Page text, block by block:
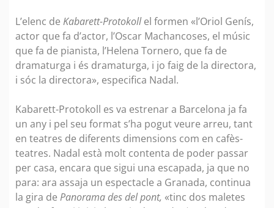
L’elenc de Kabarett-Protokollel formen «l’Oriol Genís,
actor que fa d’actor, l’Oscar Machancoses, el músic
que fa de pianista, l’Helena Tornero, que fa de
dramaturga i és dramaturga, i jo faig de la directora,
i sóc la directora», especifica Nadal.
Kabarett-Protokoll es va estrenar a Barcelona ja fa
un any i pel seu format s’ha pogut veure arreu, tant
en teatres de diferents dimensions com en cafès-
teatres. Nadal està molt contenta de poder passar
per casa, encara que sigui una escapada, ja que no
para: ara assaja un espectacle a Granada, continua
la gira de Panorama des del pont, «tinc dos maletes